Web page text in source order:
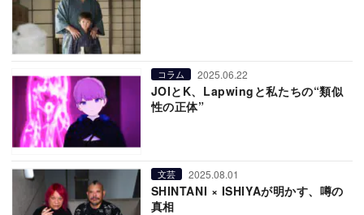
コラム 2025.06.22
JOIとK、Lapwingと私たちの“類似
性の正体”
文芸 2025.08.01
SHINTANI × ISHIYAが明かす、噂の
真相